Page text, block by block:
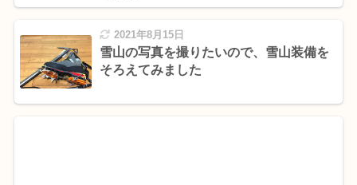
2021年8月15日
雪山の写真を撮りたいので、雪山装備を
そろえてみました